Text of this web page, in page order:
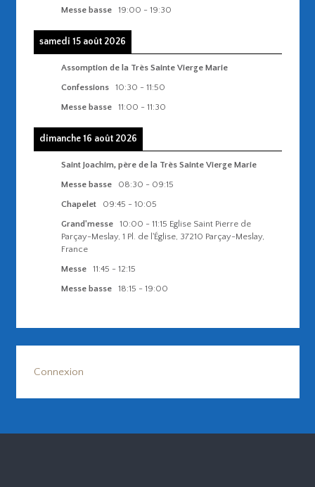
Messe basse
19:00 - 19:30
samedi 15 août 2026
Assomption de la Très Sainte Vierge Marie
Confessions
10:30 - 11:50
Messe basse
11:00 - 11:30
dimanche 16 août 2026
Saint Joachim, père de la Très Sainte Vierge Marie
Messe basse
08:30 - 09:15
Chapelet
09:45 - 10:05
Grand'messe
10:00 - 11:15 Eglise Saint Pierre de
Parçay-Meslay, 1 Pl. de l'Église, 37210 Parçay-Meslay,
France
Messe
11:45 - 12:15
Messe basse
18:15 - 19:00
Connexion